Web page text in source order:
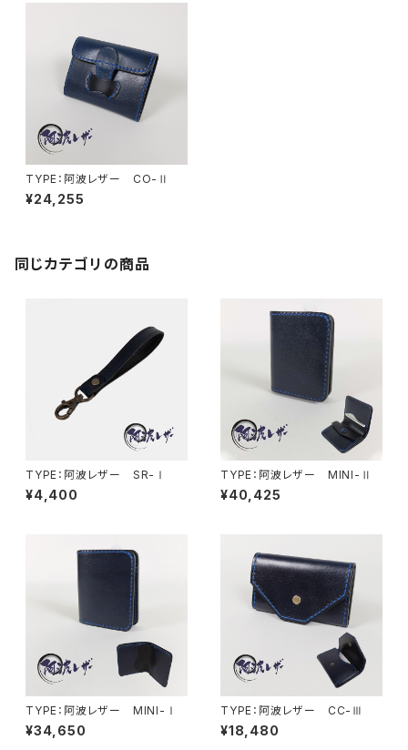
TYPE：阿波レザー CO-Ⅱ
¥24,255
同じカテゴリの商品
TYPE：阿波レザー SR-Ⅰ
¥4,400
TYPE：阿波レザー MINI-Ⅱ
¥40,425
TYPE：阿波レザー MINI-Ⅰ
¥34,650
TYPE：阿波レザー CC-Ⅲ
¥18,480